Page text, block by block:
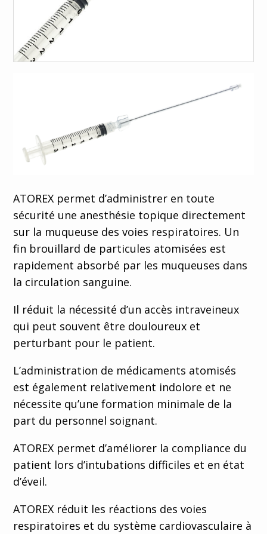
Deutsch
ATOREX permet d’administrer en toute
sécurité une anesthésie topique directement
sur la muqueuse des voies respiratoires. Un
fin brouillard de particules atomisées est
rapidement absorbé par les muqueuses dans
la circulation sanguine.
Il réduit la nécessité d’un accès intraveineux
qui peut souvent être douloureux et
perturbant pour le patient.
L’administration de médicaments atomisés
est également relativement indolore et ne
nécessite qu’une formation minimale de la
part du personnel soignant.
ATOREX permet d’améliorer la compliance du
patient lors d’intubations difficiles et en état
d’éveil.
ATOREX réduit les réactions des voies
respiratoires et du système cardiovasculaire à